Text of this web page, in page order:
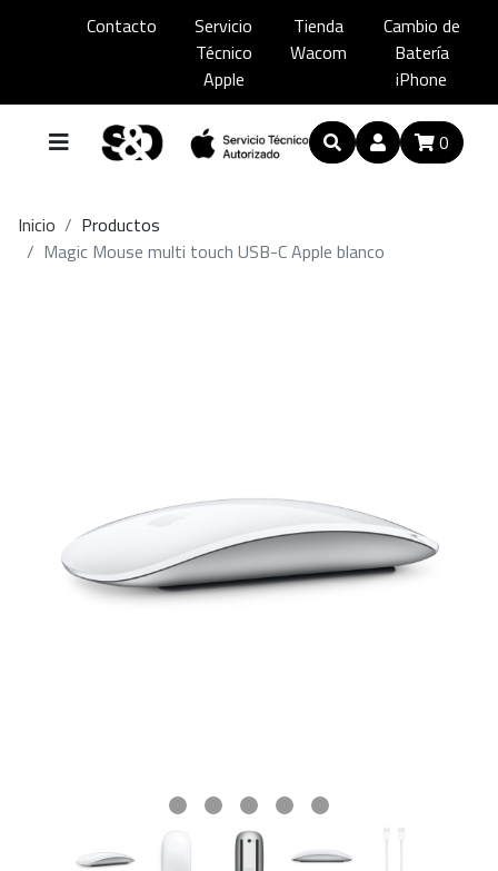
Contacto
Servicio
Técnico
Apple
Tienda
Wacom
Cambio de
Batería
iPhone
0
Inicio
Productos
Magic Mouse multi touch USB-C Apple blanco